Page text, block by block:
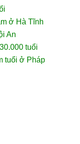
ở Hà Tĩnh
An
tuổi
tuổi ở Pháp